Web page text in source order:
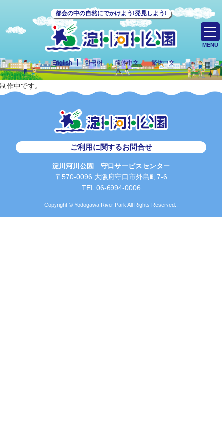
都会の中の自然にでかけよう!発見しよう!
English 한국어 简体中文 繁体中文
MENU
制作中です。
ご利用に関するお問合せ
淀川河川公園 守口サービスセンター
〒570-0096 大阪府守口市外島町7-6
TEL 06-6994-0006
Copyright © Yodogawa River Park All Rights Reserved..